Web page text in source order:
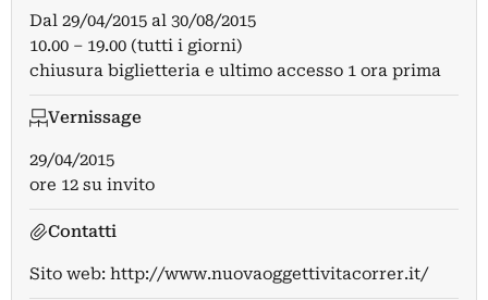
Dal 29/04/2015 al 30/08/2015
10.00 – 19.00 (tutti i giorni)
chiusura biglietteria e ultimo accesso 1 ora prima
Vernissage
29/04/2015
ore 12 su invito
Contatti
Sito web: http://www.nuovaoggettivitacorrer.it/